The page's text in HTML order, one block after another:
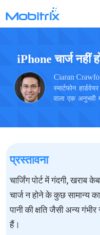
iPhone चार्ज नहीं
Ciaran
स्मार्टफोन
वाला एक अनुभवी
प्रस्तावना
चार्जिंग पोर्ट में गंदगी, खराब
चार्ज न होने के कुछ सामान्य
पानी की क्षति जैसी अन्य
हैं।